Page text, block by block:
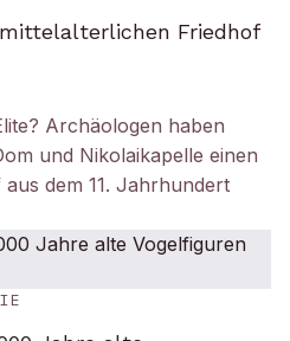
Friedhof
Archäologen haben
und Nikolaikapelle einen
dem 11. Jahrhundert